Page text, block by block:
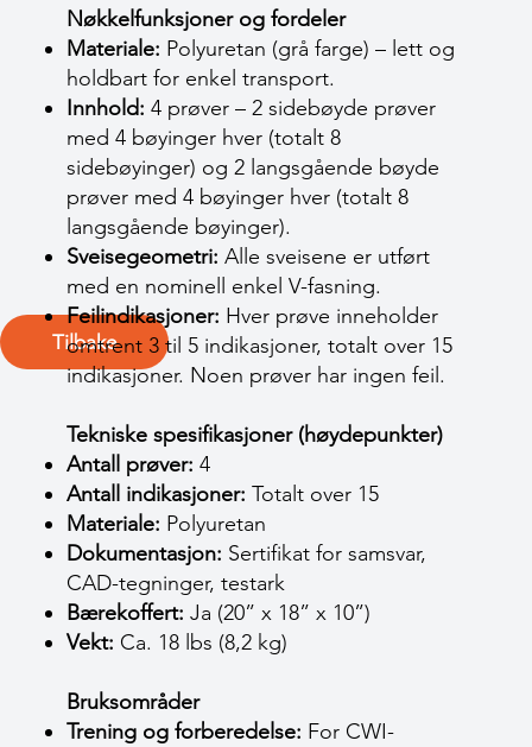
Tilbake
Nøkkelfunksjoner og fordeler
Materiale: Polyuretan (grå farge) – lett og
holdbart for enkel transport.
Innhold: 4 prøver – 2 sidebøyde prøver
med 4 bøyinger hver (totalt 8
sidebøyinger) og 2 langsgående bøyde
prøver med 4 bøyinger hver (totalt 8
langsgående bøyinger).
Sveisegeometri: Alle sveisene er utført
med en nominell enkel V-fasning.
Feilindikasjoner: Hver prøve inneholder
omtrent 3 til 5 indikasjoner, totalt over 15
indikasjoner. Noen prøver har ingen feil.
Tekniske spesifikasjoner (høydepunkter)
Antall prøver: 4
Antall indikasjoner: Totalt over 15
Materiale: Polyuretan
Dokumentasjon: Sertifikat for samsvar,
CAD-tegninger, testark
Bærekoffert: Ja (20” x 18” x 10”)
Vekt: Ca. 18 lbs (8,2 kg)
Bruksområder
Trening og forberedelse: For CWI-